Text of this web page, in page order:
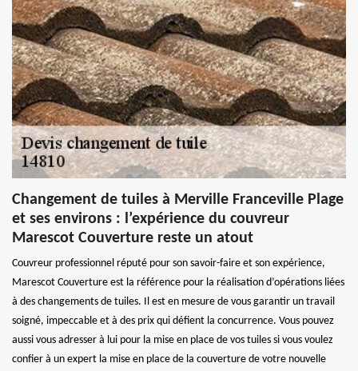
Changement de tuiles à Merville Franceville Plage
et ses environs : l’expérience du couvreur
Marescot Couverture reste un atout
Couvreur professionnel réputé pour son savoir-faire et son expérience,
Marescot Couverture est la référence pour la réalisation d’opérations liées
à des changements de tuiles. Il est en mesure de vous garantir un travail
soigné, impeccable et à des prix qui défient la concurrence. Vous pouvez
aussi vous adresser à lui pour la mise en place de vos tuiles si vous voulez
confier à un expert la mise en place de la couverture de votre nouvelle